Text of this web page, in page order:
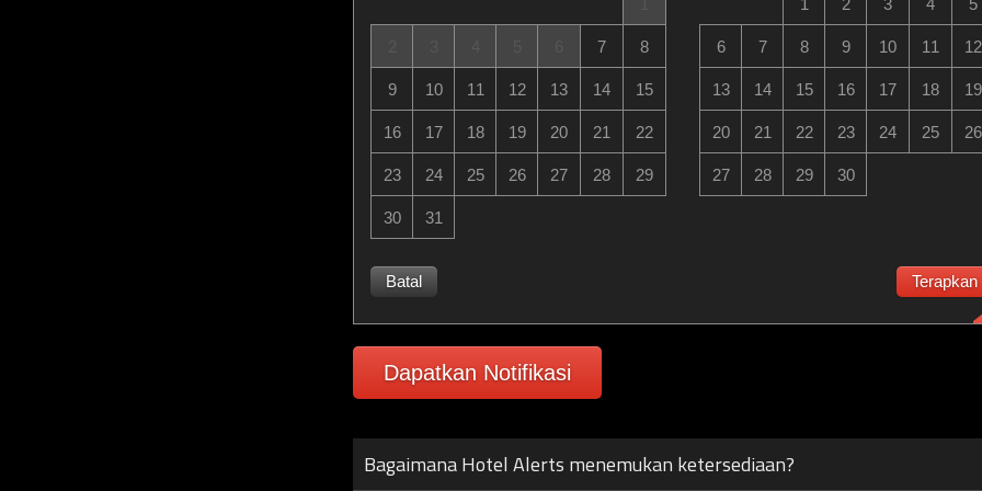
7 8
9 10 11 12 13 14 15
16 17 18 19 20 21 22
23 24 25 26 27 28 29
30 31
1 2 3 4 5
6 7 8 9 10 11 12
13 14 15 16 17 18 19
20 21 22 23 24 25 26
27 28 29 30
Batal Terapkan
Dapatkan Notifikasi
Bagaimana Hotel Alerts menemukan ketersediaan?